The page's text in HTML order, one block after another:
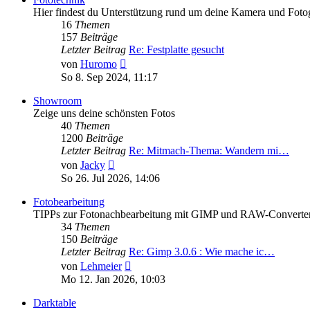
Hier findest du Unterstützung rund um deine Kamera und
16 Themen
157 Beiträge
Letzter Beitrag Re: Festplatte gesucht
von Huromo
Beitrag
So 8. Sep 2024, 11:17
Showroom
Zeige uns deine schönsten Fotos
40 Themen
1200 Beiträge
Letzter Beitrag Re: Mitmach-Thema: Wandern mi…
von Jacky
Beitrag
So 26. Jul 2026, 14:06
Fotobearbeitung
TIPPs zur Fotonachbearbeitung mit GIMP und RAW-
34 Themen
150 Beiträge
Letzter Beitrag Re: Gimp 3.0.6 : Wie mache ic…
von Lehmeier
Beitrag
Mo 12. Jan 2026, 10:03
Darktable